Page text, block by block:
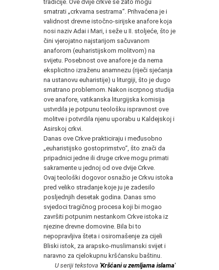
tradicije. Ove dvije crkve se zato mogu
smatrati „crkvama sestrama“. Prihvaćena je i
validnost drevne istočno-sirijske anafore koja
nosi naziv Adai i Mari, i seže u II. stoljeće, što je
čini vjerojatno najstarijom sačuvanom
anaforom (euharistijskom molitvom) na
svijetu. Posebnost ove anafore je da nema
eksplicitno izraženu anamnezu (riječi sjećanja
na ustanovu euharistije) u liturgiji, što je dugo
smatrano problemom. Nakon iscrpnog studija
ove anafore, vatikanska liturgijska komisija
ustvrdila je potpunu teološku ispravnost ove
molitve i potvrdila njenu uporabu u Kaldejskoj i
Asirskoj crkvi.
Danas ove Crkve prakticiraju i međusobno
„euharistijsko gostoprimstvo“, što znači da
pripadnici jedne ili druge crkve mogu primati
sakramente u jednoj od ove dvije Crkve.
Ovaj teološki dogovor osnažio je Crkvu istoka
pred veliko stradanje koje ju je zadesilo
posljednjih desetak godina. Danas smo
svjedoci tragičnog procesa koji bi mogao
završiti potpunim nestankom Crkve istoka iz
njezine drevne domovine. Bila bi to
nepopravljiva šteta i osiromašenje za cijeli
Bliski istok, za arapsko-muslimanski svijet i
naravno za cjelokupnu kršćansku baštinu.
U seriji tekstova 'Kršćani u zemljama islama'